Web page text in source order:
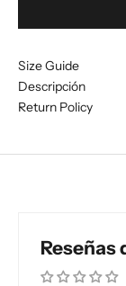
Size Guide
Descripción
Return Policy
Reseñas